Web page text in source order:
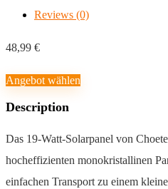
Reviews (0)
48,99 €
Angebot wählen
Description
Das 19-Watt-Solarpanel von
hocheffizienten monokristallinen
einfachen Transport zu einem